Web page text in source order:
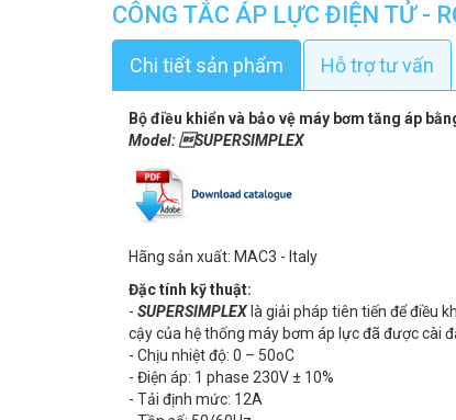
CÔNG TẮC ÁP LỰC ĐIỆN TỬ -
Chi tiết sản phẩm Hỗ trợ tư vấn
Bộ điều khiển và bảo vệ máy bơm tăng áp
Model: SUPERSIMPLEX
Hãng sản xuất: MAC3 - Italy
Đặc tính kỹ thuật:
- SUPERSIMPLEX là giải pháp tiên tiến để điều
cậy của hệ thống máy bơm áp lực đã được cài
- Chịu nhiệt độ: 0 – 50oC
- Điện áp: 1 phase 230V ± 10%
- Tải định mức: 12A